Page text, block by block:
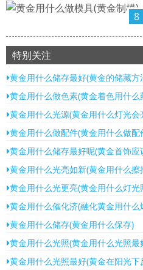
8
特别关注
黄金用什么储存最好(黄金的储藏方
黄金用什么做色素(黄金着色用什么
黄金用什么光源(黄金用什么灯光会
黄金用什么做配件(黄金用什么做配
黄金用什么储存最好呢(黄金首饰应
黄金用什么光亮如新(黄金用什么擦
黄金用什么光更亮(黄金用什么灯光
黄金用什么催化济(融化黄金用什么
黄金用什么储存(黄金用什么保存)
黄金用什么光照(黄金用什么光照最
黄金用什么光照最好(黄金在阳光下